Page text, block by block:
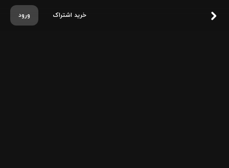
ورود خرید اشتراک